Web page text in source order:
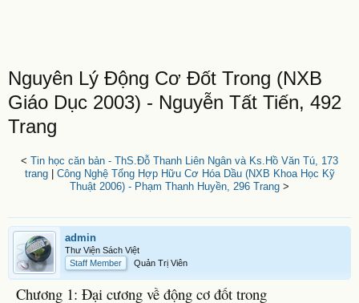
Nguyên Lý Động Cơ Đốt Trong (NXB
Giáo Dục 2003) - Nguyễn Tất Tiến, 492
Trang
< Tin học căn bản - ThS.Đỗ Thanh Liên Ngân và Ks.Hồ Văn Tú, 173
trang| Công Nghệ Tổng Hợp Hữu Cơ Hóa Dầu (NXB Khoa Học Kỹ
Thuật 2006) - Phạm Thanh Huyền, 296 Trang >
admin
Thư Viện Sách Việt
Staff Member
Quản Trị Viên
Chương 1: Đại cương về động cơ đốt trong